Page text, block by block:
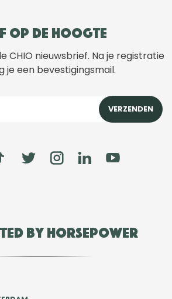
op de hoogte
CHIO nieuwsbrief. Na je registratie
je een bevestigingsmail.
by Horsepower